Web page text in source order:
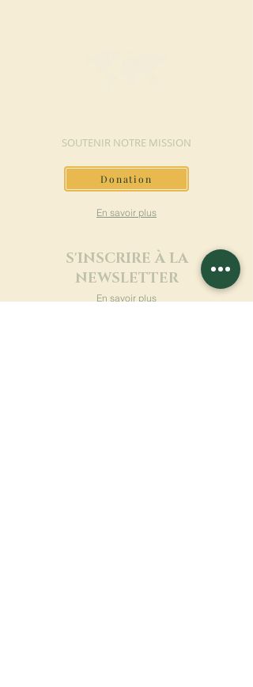
SOUTENIR NOTRE MISSION
Donation
En savoir plus
S'INSCRIRE À LA
NEWSLETTER
En savoir plus